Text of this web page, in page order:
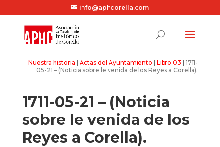
info@aphcorella.com
Nuestra historia |Actas del Ayuntamiento |Libro 03 |1711-
05-21 – (Noticia sobre le venida de los Reyes a Corella).
1711-05-21 – (Noticia
sobre le venida de los
Reyes a Corella).